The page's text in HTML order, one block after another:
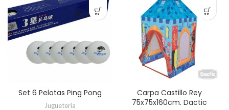
Set 6 Pelotas Ping Pong
Jugueteria
Carpa Castillo Rey
75x75x160cm. Dactic